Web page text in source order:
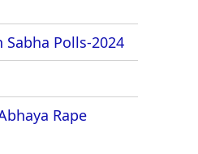
Sabha Polls-2024
Rape